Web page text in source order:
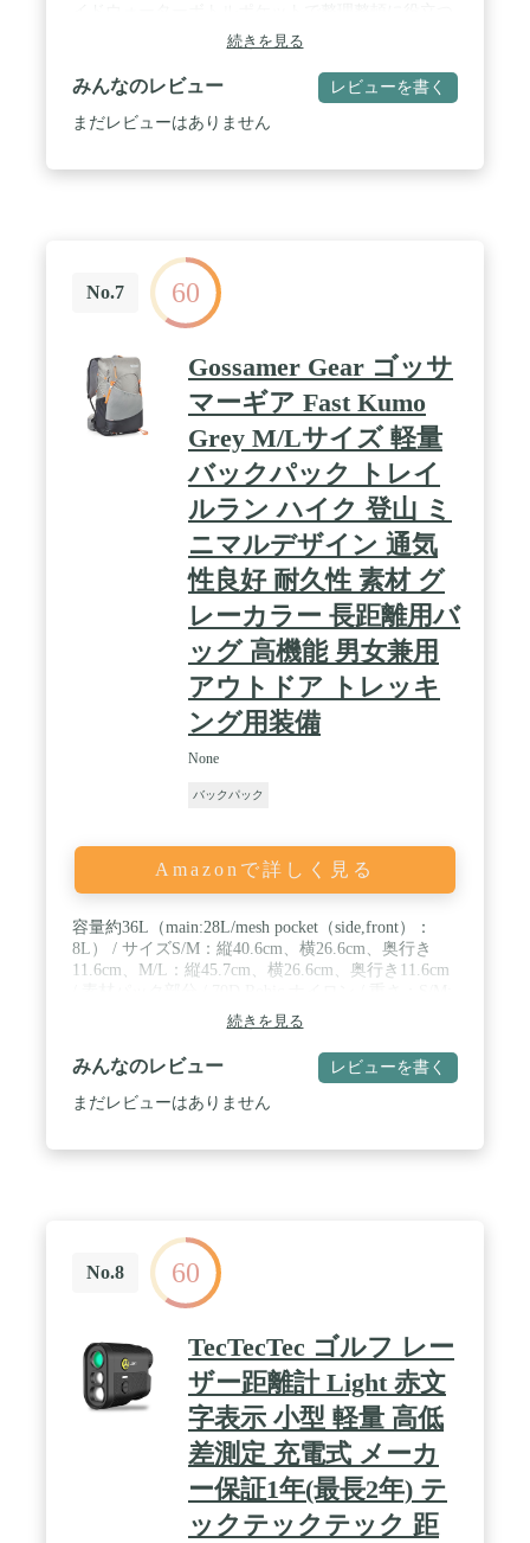
デザイン。 / 汎用性と快適性 - 軽量スーパーブレイ
クは、ストレートカットのパッド入りショルダース
トラップ、パッド入りバックパネル、ウェブホール
ハンドルで、一日中快適に持ち運ぶことができるよ
うに設計されています。 / 信頼性の高いバックパッ
ことができます。破損した場合は交換または修理を
行います。 / この製品は13歳以上の方を対象として
続きを見る
みんなのレビュー レビューを書く
まだレビューはありません
No.7 60
Gossamer Gear ゴッサ
マーギア Fast Kumo
Grey M/Lサイズ 軽量
バックパック トレイ
ルラン ハイク 登山 ミ
ニマルデザイン 通気
性良好 耐久性 素材 グ
レーカラー 長距離用バ
ッグ 高機能 男女兼用
アウトドア トレッキ
ング用装備
None
バックパック
Amazonで詳しく見る
容量約36L（main:28L/mesh pocket（side,front）：
8L） / サイズS/M：縦40.6cm、横26.6cm、奥行き
11.6cm、M/L：縦45.7cm、横26.6cm、奥行き11.6cm
約432g(パックのみ),M/L:約448g(パックのみ) / 最大
積載量約11kg / 背面パッド（取り外し可能） / 両サ
イドメッシュポケット（TOP、SIDEからアクセス可
能） / ショルダーストラップ両サイドメッシュポケ
ット（ダブルレイヤー）/アウトサイドメッシュポケ
続きを見る
みんなのレビュー レビューを書く
まだレビューはありません
No.8 60
TecTecTec ゴルフ レー
ザー距離計 Light 赤文
字表示 小型 軽量 高低
差測定 充電式 メーカ
ー保証1年(最長2年) テ
ックテックテック 距